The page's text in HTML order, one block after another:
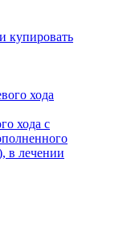
хода с
в лечении